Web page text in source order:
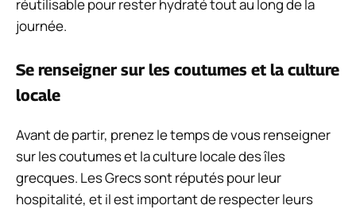
réutilisable pour rester hydraté tout au long de la
journée.
Se renseigner sur les coutumes et la culture
locale
Avant de partir, prenez le temps de vous renseigner
sur les coutumes et la culture locale des îles
grecques. Les Grecs sont réputés pour leur
hospitalité, et il est important de respecter leurs